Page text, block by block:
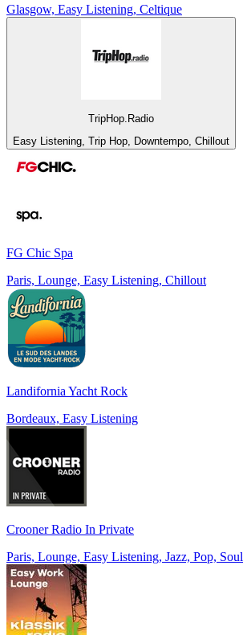
Glasgow, Easy Listening, Celtique
TripHop.Radio
Easy Listening, Trip Hop, Downtempo, Chillout
FG Chic Spa
Paris, Lounge, Easy Listening, Chillout
Landifornia Yacht Rock
Bordeaux, Easy Listening
Crooner Radio In Private
Paris, Lounge, Easy Listening, Jazz, Pop, Soul